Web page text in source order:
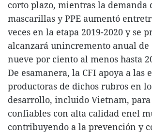
corto plazo, mientras la demanda
mascarillas y PPE aumentó
veces en la etapa 2019-2020 y se
alcanzará unincremento anual de
nueve por ciento al menos hasta
De esamanera, la CFI apoya a las
productoras de dichos rubros en
desarrollo, incluido Vietnam, para
confiables con alta calidad enel
contribuyendo a la prevención y